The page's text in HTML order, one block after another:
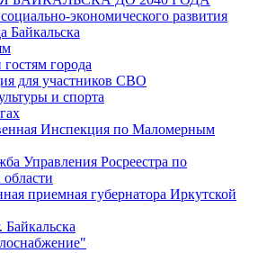
экономического развития
Байкальска
города
для участников СВО
и спорта
Инспекция по Маломерным
Управления Росреестра по
приемная губернатора Иркутской